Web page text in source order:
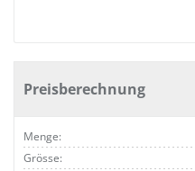
Preisberechnung
Menge:
Grösse: